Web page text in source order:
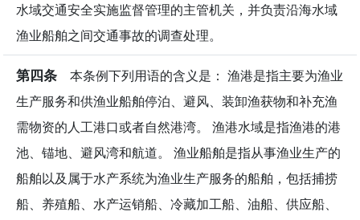
水域交通安全实施监督管理的主管机关，并负责沿海水域
渔业船舶之间交通事故的调查处理。
第四条 本条例下列用语的含义是： 渔港是指主要为渔业
生产服务和供渔业船舶停泊、避风、装卸渔获物和补充渔
需物资的人工港口或者自然港湾。 渔港水域是指渔港的港
池、锚地、避风湾和航道。 渔业船舶是指从事渔业生产的
船舶以及属于水产系统为渔业生产服务的船舶，包括捕捞
船、养殖船、水产运销船、冷藏加工船、油船、供应船、